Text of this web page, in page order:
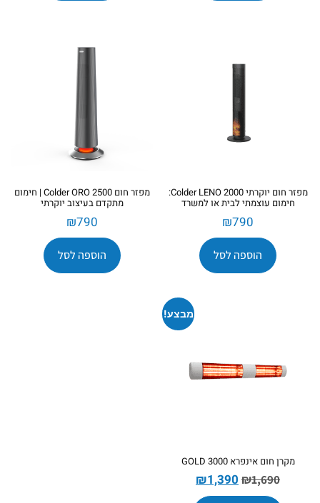
מפזר חום יוקרתי Colder LENO 2000:
חימום עוצמתי לבית או למשרד
₪790
הוספה לסל
מפזר חום Colder ORO 2500 | חימום
מתקדם בעיצוב יוקרתי
₪790
הוספה לסל
מבצע!
מקרן חום אינפרא GOLD 3000
₪1,690
₪1,390